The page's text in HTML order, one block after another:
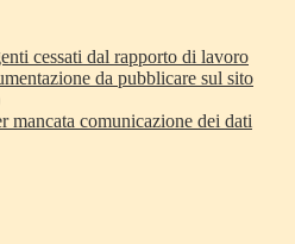
cessati dal rapporto di lavoro
da pubblicare sul sito
mancata comunicazione dei dati